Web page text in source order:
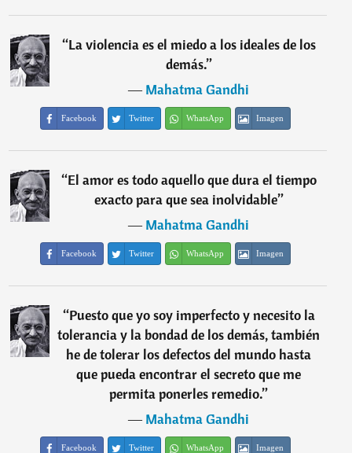
“La violencia es el miedo a los ideales de los
demás.”
―Mahatma Gandhi
Facebook Twitter WhatsApp Imagen
“El amor es todo aquello que dura el tiempo
exacto para que sea inolvidable”
―Mahatma Gandhi
Facebook Twitter WhatsApp Imagen
“Puesto que yo soy imperfecto y necesito la
tolerancia y la bondad de los demás, también
he de tolerar los defectos del mundo hasta
que pueda encontrar el secreto que me
permita ponerles remedio.”
―Mahatma Gandhi
Facebook Twitter WhatsApp Imagen